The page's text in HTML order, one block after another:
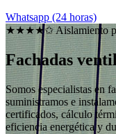
Whatsapp (24 horas)
★★★★✩ Aislamiento
Fachadas
Somos especialistas en
suministramos e
certificados, cálculo
eficiencia energética y